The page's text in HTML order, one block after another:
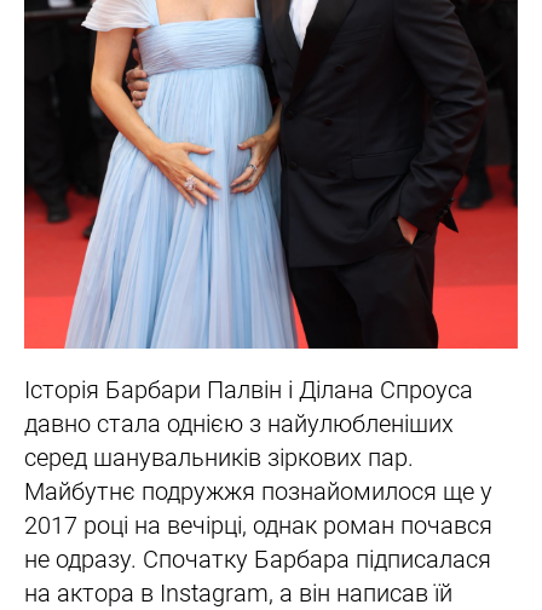
Історія Барбари Палвін і Ділана Спроуса
давно стала однією з найулюбленіших
серед шанувальників зіркових пар.
Майбутнє подружжя познайомилося ще у
2017 році на вечірці, однак роман почався
не одразу. Спочатку Барбара підписалася
на актора в Instagram, а він написав їй